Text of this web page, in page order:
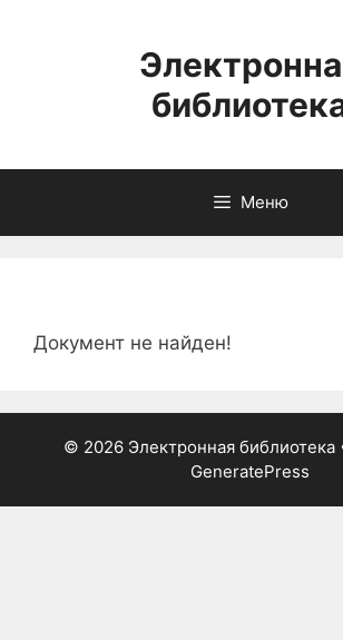
Меню
Документ не найден!
© 2026 Электронная библиотека
GeneratePress